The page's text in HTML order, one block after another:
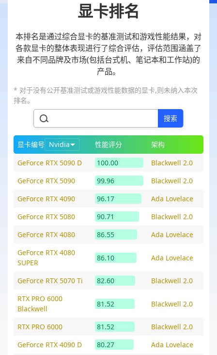
显卡排名
本排名是通过综合显卡的基准测试和游戏性能结果，对
各款显卡的整体表现进行了综合评估，评估范围涵盖了
来自不同品牌及市场(包括台式机、笔记本和工作站)的
产品。
* 对于没有公开基准测试或游戏性能数据的显卡,则未纳入本次
排名。
搜索
显卡编号 Nvidia 性能评分
架构
GeForce RTX 5090 D
100.00
Blackwell 2.0
GeForce RTX 5090
99.96
Blackwell 2.0
GeForce RTX 4090
96.17
Ada Lovelace
GeForce RTX 5080
90.71
Blackwell 2.0
GeForce RTX 4080
86.55
Ada Lovelace
GeForce RTX 4080
SUPER
86.10 Ada Lovelace
GeForce RTX 5070 Ti 82.60
Blackwell 2.0
RTX PRO 6000
Blackwell
81.52 Blackwell 2.0
RTX PRO 6000 81.52
Blackwell 2.0
GeForce RTX 4090 D
80.27
Ada Lovelace